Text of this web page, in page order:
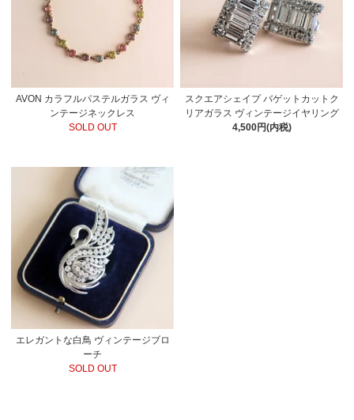
AVON カラフルパステルガラス ヴィ
ンテージネックレス
SOLD OUT
スクエアシェイプ バゲットカットク
リアガラス ヴィンテージイヤリング
4,500円(内税)
エレガントな白鳥 ヴィンテージブロ
ーチ
SOLD OUT